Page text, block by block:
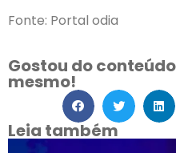
Fonte: Portal odia
Gostou do
mesmo!
Leia também